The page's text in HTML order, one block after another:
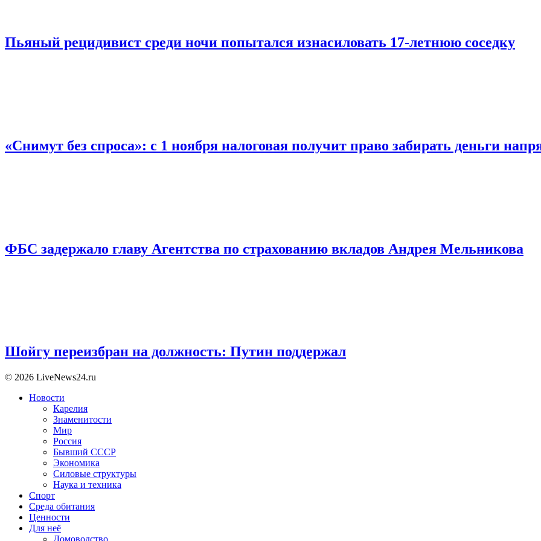
Пьяный рецидивист среди ночи попытался изнасиловать 17-летнюю соседку
«Снимут без спроса»: с 1 ноября налоговая получит право забирать деньги
ФБС задержало главу Агентства по страхованию вкладов Андрея Мельникова
Шойгу переизбран на должность: Путин поддержал
© 2026 LiveNews24.ru
Новости
Карелия
Знаменитости
Мир
Россия
Бывший СССР
Экономика
Силовые структуры
Наука и техника
Спорт
Среда обитания
Ценности
Для неё